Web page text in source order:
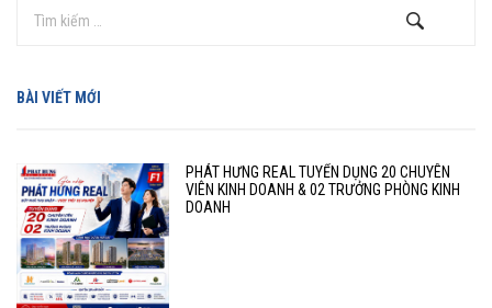
BÀI VIẾT MỚI
PHÁT HƯNG REAL TUYỂN DỤNG 20 CHUYÊN
VIÊN KINH DOANH & 02 TRƯỞNG PHÒNG KINH
DOANH